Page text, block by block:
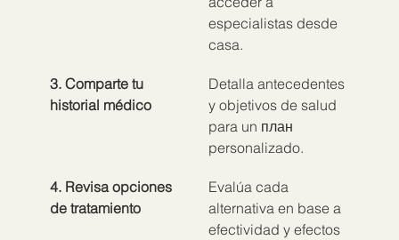
especialistas desde
casa.
3. Comparte tu
historial médico
Detalla antecedentes
y objetivos de salud
para un план
personalizado.
4. Revisa opciones
de tratamiento
Evalúa cada
alternativa en base a
efectividad y efectos